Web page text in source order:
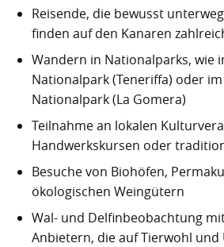
Reisende, die bewusst
finden auf den Kanaren
Wandern in Nationalparks, wie
Nationalpark (Teneriffa) oder
Nationalpark (La Gomera)
Teilnahme an lokalen
Handwerkskursen oder
Besuche von Biohöfen,
ökologischen Weingütern
Wal- und Delfinbeobachtung
Anbietern, die auf Tierwohl und